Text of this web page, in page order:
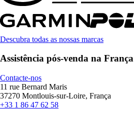
Descubra todas as nossas marcas
Assistência pós-venda na França
Contacte-nos
11 rue Bernard Maris
37270 Montlouis-sur-Loire, França
+33 1 86 47 62 58